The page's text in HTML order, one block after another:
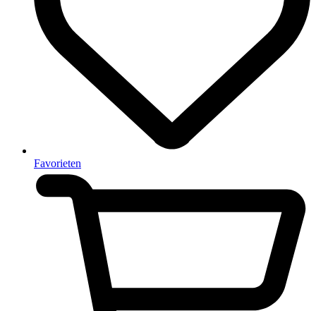
Favorieten